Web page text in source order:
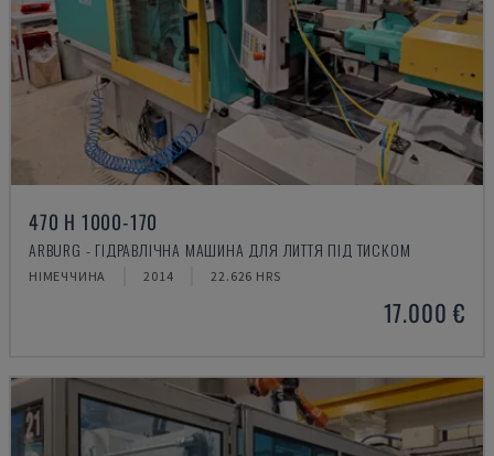
470 H 1000-170
ARBURG - ГІДРАВЛІЧНА МАШИНА ДЛЯ ЛИТТЯ ПІД ТИСКОМ
НІМЕЧЧИНА 2014 22.626 HRS
17.000 €